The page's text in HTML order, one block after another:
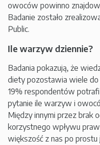
owoców powinno
Badanie zostało
Public.
Ile warzyw dziennie?
Badania pokazują, że
diety pozostawia wiele do
19% respondentów
pytanie ile warzyw i
Między innymi przez brak
korzystnego wpływu
większość z nas po